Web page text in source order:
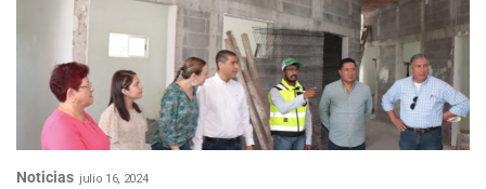
Noticias julio 16, 2024